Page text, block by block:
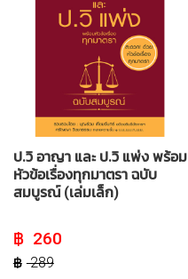
ป.วิ อาญา และ ป.วิ แพ่ง พร้อม
หัวข้อเรื่องทุกมาตรา ฉบับ
สมบูรณ์ (เล่มเล็ก)
289
Original
price
was:
฿ 289.
260
Current
price
is:
฿ 260.